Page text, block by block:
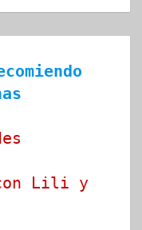
Lili y